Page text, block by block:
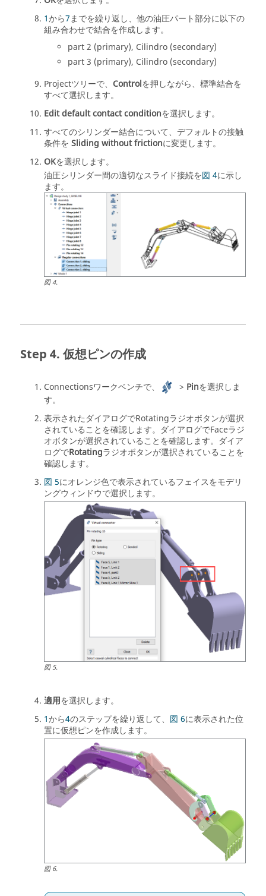
1から7までを繰り返し、他の油圧パート部分に以下の
組み合わせで結合を作成します。
part 2 (primary), Cilindro (secondary)
part 3 (primary), Cilindro (secondary)
Projectツリーで、 Controlを押しながら、標準結合を
すべて選択します。
Edit default contact conditionを選択します。
すべてのシリンダー結合について、デフォルトの接触
条件を Sliding without frictionに変更します。
OKを選択します。
油圧シリンダー間の適切なスライド接続を図 4に示し
ます。
図4.
仮想ピンの作成
Connectionsワークベンチで、 > Pinを選択しま
す。
表示されたダイアログでRotatingラジオボタンが選択
されていることを確認します。ダイアログでFaceラジ
オボタンが選択されていることを確認します。ダイア
ログでRotatingラジオボタンが選択されていることを
確認します。
図 5にオレンジ色で表示されているフェイスをモデリ
ングウィンドウで選択します。
図5.
適用を選択します。
1から4のステップを繰り返して、 図 6に表示された位
置に仮想ピンを作成します。
図6.